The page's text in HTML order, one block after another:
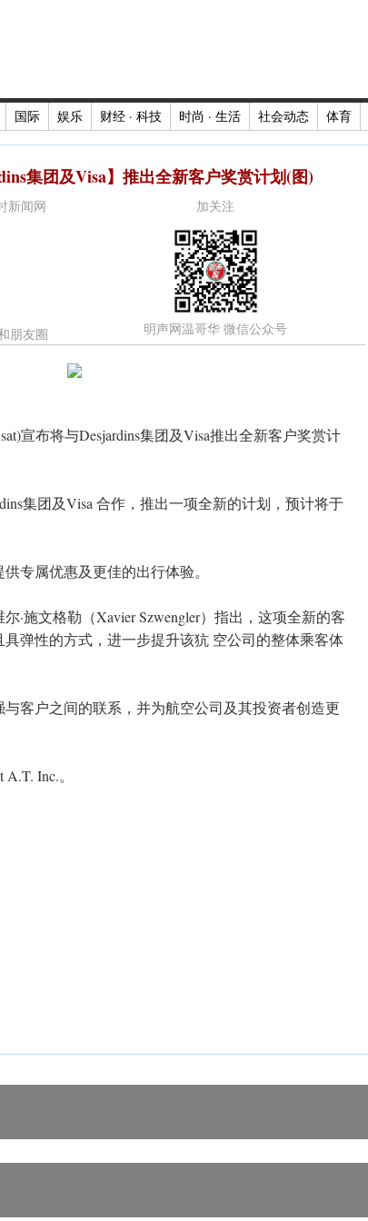
国际 娱乐 财经 · 科技 时尚 · 生活 社会动态 体育
集团及Visa】推出全新客户奖赏计划(图)
新闻网
朋友圈
加关注
明声网温哥华 微信公众号
宣布将与Desjardins集团及Visa推出全新客户奖赏计
集团及Visa 合作，推出一项全新的计划，预计将于
专属优惠及更佳的出行体验。
·施文格勒（Xavier Szwengler）指出，这项全新的客
弹性的方式，进一步提升该犺 空公司的整体乘客体
客户之间的联系，并为航空公司及其投资者创造更
Inc.。